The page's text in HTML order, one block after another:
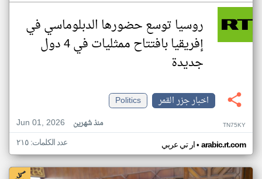
روسيا توسع حضورها الدبلوماسي في
إفريقيا بافتتاح ممثليات في 4 دول
جديدة
اخبار جزر القمر
Politics
Jun 01, 2026
منذ شهرين TN75KY
ار تي عربي• arabic.rt.com عدد الكلمات: ٢١٥